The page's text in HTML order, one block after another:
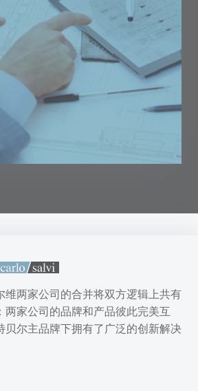
维两家公司的合并将双方逻辑上共有
两家公司的品牌和产品彼此完美互
贝尔主品牌下拥有了广泛的创新解决